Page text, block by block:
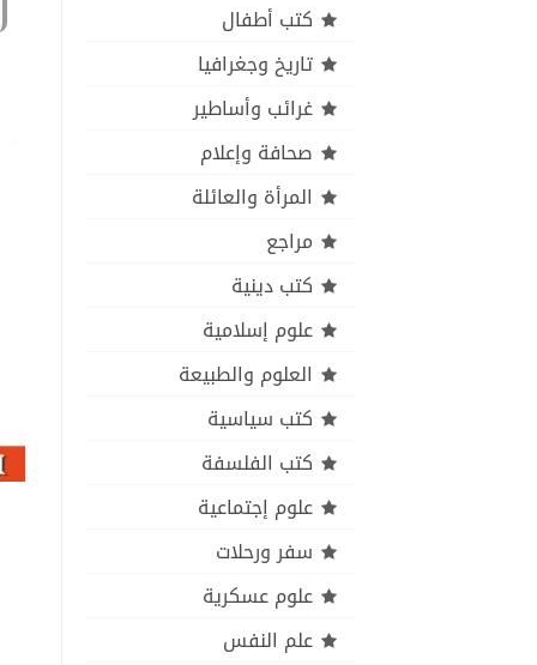
كتب أطفال
تاريخ وجغرافيا
غرائب وأساطير
صحافة وإعلام
المرأة والعائلة
مراجع
كتب دينية
علوم إسلامية
العلوم والطبيعة
كتب سياسية
كتب الفلسفة
علوم إجتماعية
سفر ورحلات
علوم عسكرية
علم النفس